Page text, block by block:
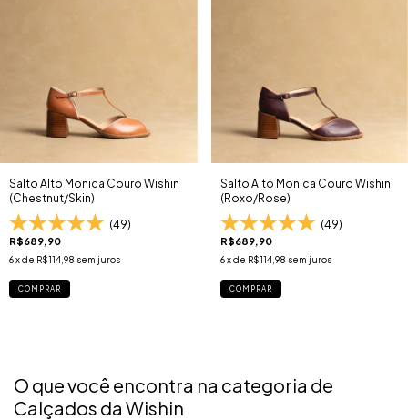
Salto Alto Monica Couro Wishin
(Chestnut/Skin)
(49)
R$689,90
6x de R$114,98 sem juros
COMPRAR
Salto Alto Monica Couro Wishin
(Roxo/Rose)
(49)
R$689,90
6 x de R$114,98 sem juros
COMPRAR
O que você encontra na categoria de
Calçados da Wishin